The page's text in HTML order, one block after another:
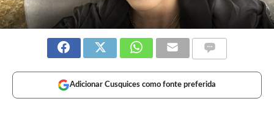
Adicionar Cusquices como fonte preferida